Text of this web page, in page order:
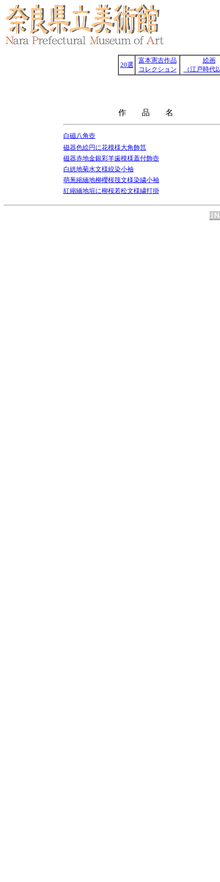
20選
富本憲吉作品
コレクション
絵画
（江戸時代
作 品
白磁八角壺
磁器色絵円に花模様大角飾筥
磁器赤地金銀彩羊歯模様蓋付飾壺
白絖地菊水文様絞染小袖
萌葱縮緬地柳櫻桜筏文様染繍小袖
紅縮緬地垣に柳桜若松文様繍打掛